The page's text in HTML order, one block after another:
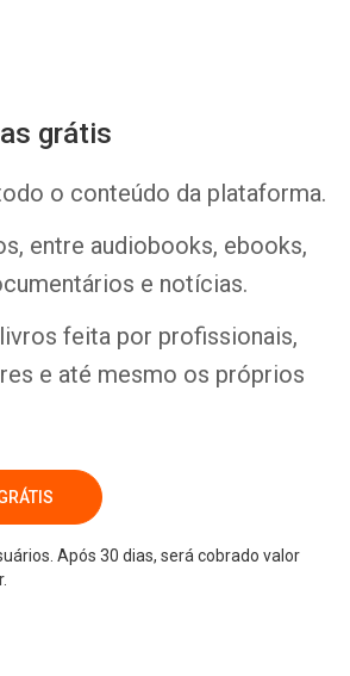
grátis
o conteúdo da plataforma.
entre audiobooks, ebooks,
e notícias.
feita por profissionais,
e até mesmo os próprios
Após 30 dias, será cobrado valor